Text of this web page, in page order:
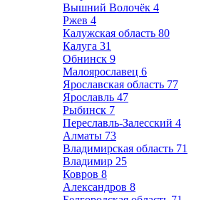
Вышний Волочёк 4
Ржев 4
Калужская область 80
Калуга 31
Обнинск 9
Малоярославец 6
Ярославская область 77
Ярославль 47
Рыбинск 7
Переславль-Залесский 4
Алматы 73
Владимирская область 71
Владимир 25
Ковров 8
Александров 8